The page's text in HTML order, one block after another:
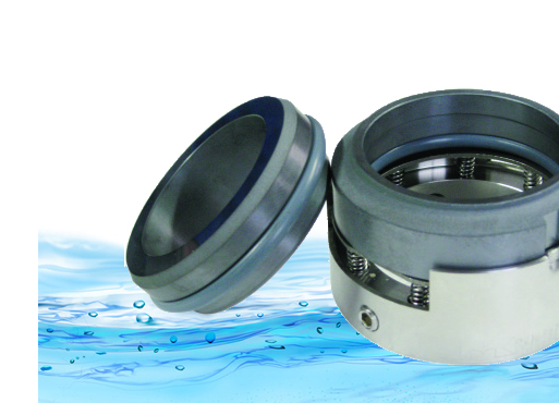
助系統(tǒng) （API682 Plan53）
助系統(tǒng) （API 682
助系統(tǒng)（API682 Plan52）
型高速機械密封
式高速機械密封
磁力驅動離心式化工流程泵
磁力驅動離心式化工流程泵
磁力驅動離心式化工流程泵
列磁力驅動離心式化工流程泵
磁力驅動離心式化工自吸泵
磁力驅動離心式化工油泵
磁力驅動部分流式化工流程泵
磁力驅動離心式化工流程泵
吸化工流程泵